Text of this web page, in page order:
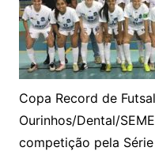
Copa Record de
Ourinhos/Dental/
competição pela